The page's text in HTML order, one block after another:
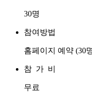
30명
참여방법
홈페이지 예약 (30
참 가 비
무료